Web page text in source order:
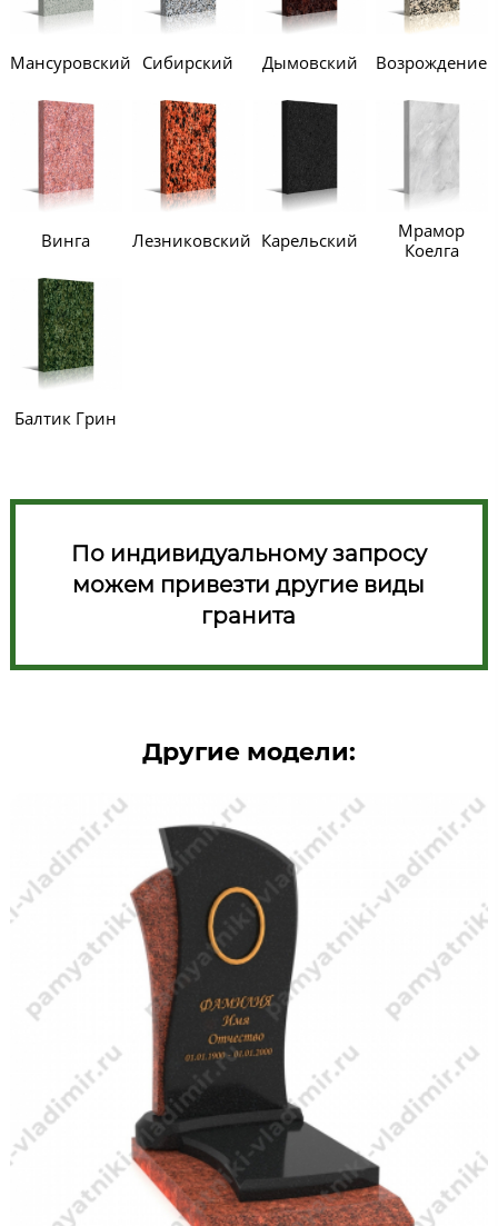
Мансуровский Сибирский Дымовский Возрождение
Винга Лезниковский Карельский
Мрамор
Коелга
Балтик Грин
По индивидуальному запросу
можем привезти другие виды
гранита
Другие модели: